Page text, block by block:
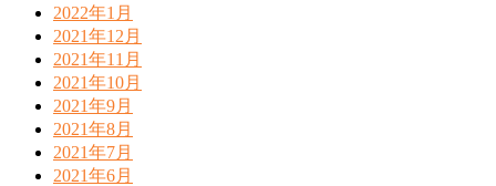
2022年1月
2021年12月
2021年11月
2021年10月
2021年9月
2021年8月
2021年7月
2021年6月